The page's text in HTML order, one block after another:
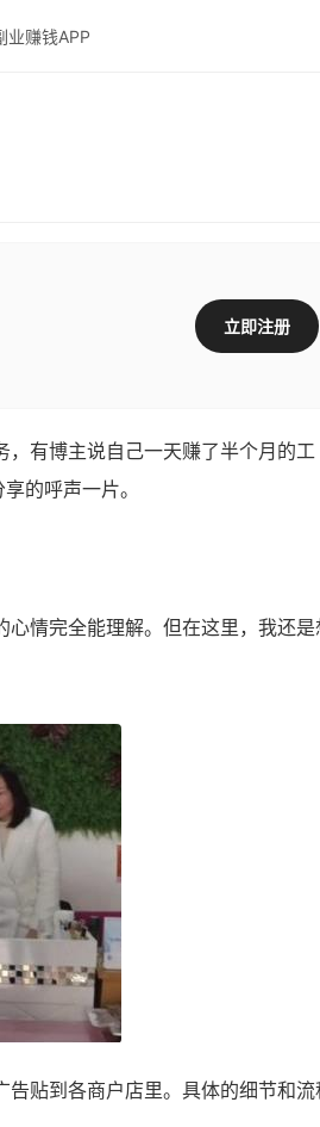
业赚钱APP
立即注册
有博主说自己一天赚了半个月的工
的呼声一片。
情完全能理解。但在这里，我还是
贴到各商户店里。具体的细节和流